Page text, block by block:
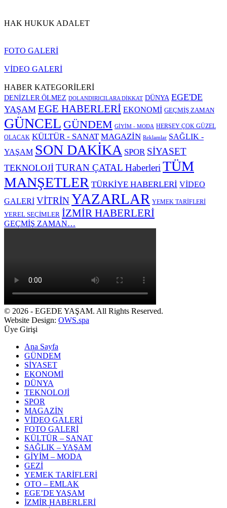
HAK HUKUK ADALET
FOTO GALERİ
VİDEO GALERİ
HABER KATEGORİLERİ
DENİZLER ÖLMEZ DOLANDIRICILARA DİKKAT DÜNYA EGE'DE
YAŞAM EGE HABERLERİ EKONOMİ GEÇMİŞ ZAMAN
GÜNCEL GÜNDEM GİYİM - MODA HERŞEY ÇOK GÜZEL
OLACAK KÜLTÜR - SANAT MAGAZİN Reklamlar SAĞLIK -
YAŞAM SON DAKİKA SPOR SİYASET
TEKNOLOJİ TURAN ÇATAL Haberleri TÜM
MANŞETLER TÜRKİYE HABERLERİ VİDEO
GALERİ VİTRİNYAZARLAR YEMEK TARİFLERİ
YEREL SEÇİMLER İZMİR HABERLERİ
GEÇMİŞ ZAMAN…
© 2026 - EGEDE YAŞAM. All Rights Reserved.
Website Design: OWS.spa
Üye Girişi
Ana Sayfa
GÜNDEM
SİYASET
EKONOMİ
DÜNYA
TEKNOLOJİ
SPOR
MAGAZİN
VİDEO GALERİ
FOTO GALERİ
KÜLTÜR – SANAT
SAĞLIK – YAŞAM
GİYİM – MODA
GEZİ
YEMEK TARİFLERİ
OTO – EMLAK
EGE’DE YAŞAM
İZMİR HABERLERİ